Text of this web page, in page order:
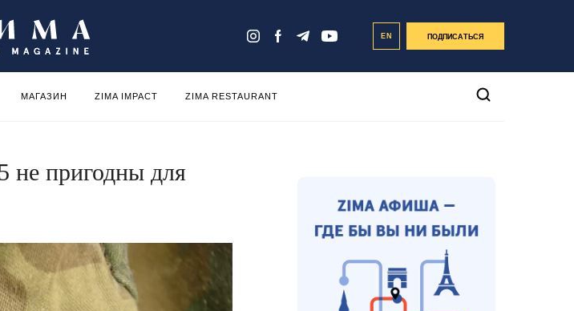
EN ПОДПИСАТЬСЯ
МАГАЗИН ZIMA IMPACT ZIMA RESTAURANT
не пригодны для